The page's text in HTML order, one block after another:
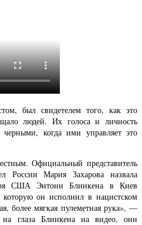
был свидетелем того, как это
людей. Их голоса и личность
черными, когда ими управляет это
Официальный представитель
России Мария Захарова назвала
США Энтони Блинкена в Киев
которую он исполнил в нацистском
более мягкая пулеметная рука», —
на глаза Блинкена на видео, они